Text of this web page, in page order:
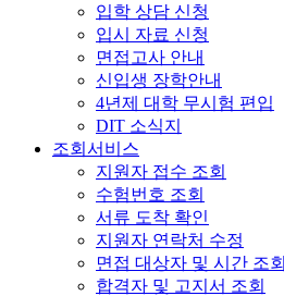
입학 상담 신청
입시 자료 신청
면접고사 안내
신입생 장학안내
4년제 대학 무시험 편입
DIT 소식지
조회서비스
지원자 접수 조회
수험번호 조회
서류 도착 확인
지원자 연락처 수정
면접 대상자 및 시간 조회
합격자 및 고지서 조회